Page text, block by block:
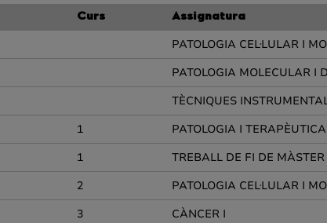
Curs Assignatura
PATOLOGIA CEL·LULAR I
PATOLOGIA MOLECULAR I
TÈCNIQUES
1
PATOLOGIA I
1
TREBALL DE FI DE MÀSTER
2
PATOLOGIA CEL·LULAR I
3
CÀNCER I